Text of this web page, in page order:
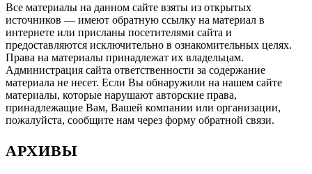
Все материалы на данном сайте взяты из открытых
источников — имеют обратную ссылку на материал в
интернете или присланы посетителями сайта и
предоставляются исключительно в ознакомительных целях.
Права на материалы принадлежат их владельцам.
Администрация сайта ответственности за содержание
материала не несет. Если Вы обнаружили на нашем сайте
материалы, которые нарушают авторские права,
принадлежащие Вам, Вашей компании или организации,
пожалуйста, сообщите нам через форму обратной связи.
АРХИВЫ